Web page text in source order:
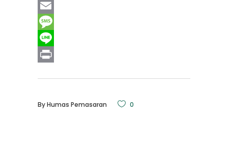
WhatsApp
Email
Message
Line
ByHumas Pemasaran 0